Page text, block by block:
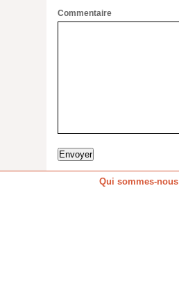
Commentaire
Qui sommes-nous